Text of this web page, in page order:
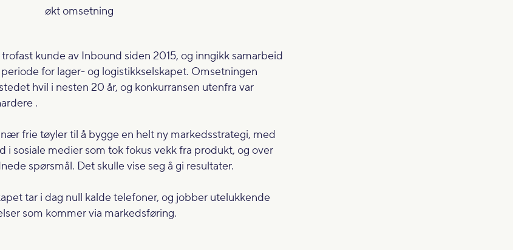
økt omsetning
kunde av Inbound siden 2015, og inngikk samarbeid
for lager- og logistikkselskapet. Omsetningen
hvil i nesten 20 år, og konkurransen utenfra var
.
frie tøyler til å bygge en helt ny markedsstrategi, med
i sosiale medier som tok fokus vekk fra produkt, og over
spørsmål. Det skulle vise seg å gi resultater.
tar i dag null kalde telefoner, og jobber utelukkende
som kommer via markedsføring.